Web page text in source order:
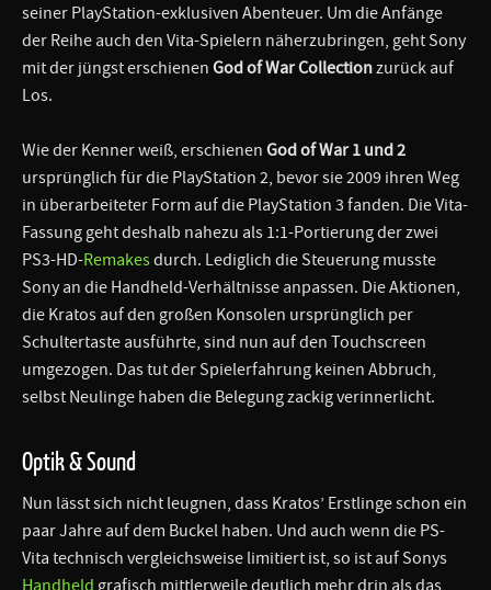
seiner PlayStation-exklusiven Abenteuer. Um die Anfänge
der Reihe auch den Vita-Spielern näherzubringen, geht Sony
mit der jüngst erschienen God of War Collectionzurück auf
Los.
Wie der Kenner weiß, erschienen God of War 1 und 2
ursprünglich für die PlayStation 2, bevor sie 2009 ihren Weg
in überarbeiteter Form auf die PlayStation 3 fanden. Die Vita-
Fassung geht deshalb nahezu als 1:1-Portierung der zwei
PS3-HD-Remakesdurch. Lediglich die Steuerung musste
Sony an die Handheld-Verhältnisse anpassen. Die Aktionen,
die Kratos auf den großen Konsolen ursprünglich per
Schultertaste ausführte, sind nun auf den Touchscreen
umgezogen. Das tut der Spielerfahrung keinen Abbruch,
selbst Neulinge haben die Belegung zackig verinnerlicht.
Optik & Sound
Nun lässt sich nicht leugnen, dass Kratos’ Erstlinge schon ein
paar Jahre auf dem Buckel haben. Und auch wenn die PS-
Vita technisch vergleichsweise limitiert ist, so ist auf Sonys
Handheld grafisch mittlerweile deutlich mehr drin als das,